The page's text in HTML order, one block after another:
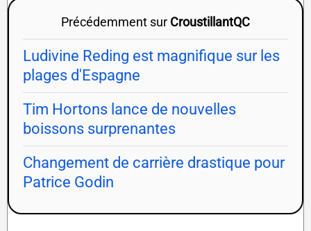
Précédemment sur CroustillantQC
Ludivine Reding est magnifique sur les
plages d'Espagne
Tim Hortons lance de nouvelles
boissons surprenantes
Changement de carrière drastique pour
Patrice Godin